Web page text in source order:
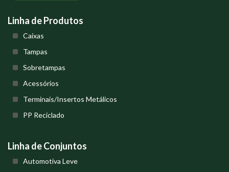
Linha de Produtos
Caixas
Tampas
Sobretampas
Acessórios
Terminais/Insertos Metálicos
PP Reciclado
Linha de Conjuntos
Automotiva Leve